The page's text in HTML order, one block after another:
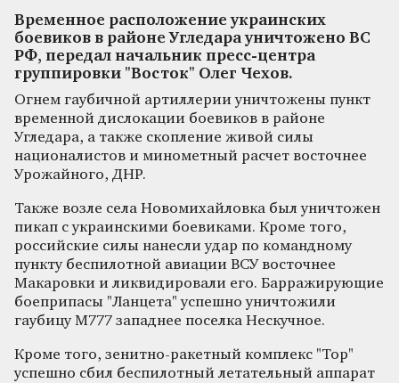
Временное расположение украинских
боевиков в районе Угледара уничтожено ВС
РФ, передал начальник пресс-центра
группировки "Восток" Олег Чехов.
Огнем гаубичной артиллерии уничтожены пункт
временной дислокации боевиков в районе
Угледара, а также скопление живой силы
националистов и минометный расчет восточнее
Урожайного, ДНР.
Также возле села Новомихайловка был уничтожен
пикап с украинскими боевиками. Кроме того,
российские силы нанесли удар по командному
пункту беспилотной авиации ВСУ восточнее
Макаровки и ликвидировали его. Барражирующие
боеприпасы "Ланцета" успешно уничтожили
гаубицу М777 западнее поселка Нескучное.
Кроме того, зенитно-ракетный комплекс "Тор"
успешно сбил беспилотный летательный аппарат